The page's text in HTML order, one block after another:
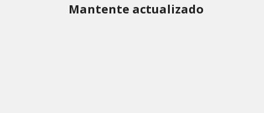
Mantente actualizado